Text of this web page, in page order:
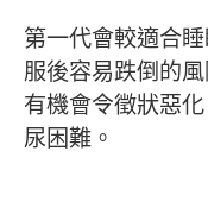
第一代會較適合
服後容易跌倒的
有機會令徵狀惡
尿困難。